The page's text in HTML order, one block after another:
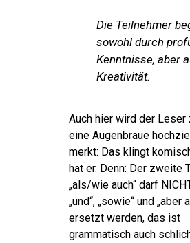
Die Teilnehmer
sowohl durch
Kenntnisse, aber
Kreativität.
Auch hier wird der
eine Augenbraue
merkt: Das klingt
hat er. Denn: Der zweite
„als/wie auch“ darf
„und“, „sowie“ und „aber
ersetzt werden, das ist
grammatisch auch